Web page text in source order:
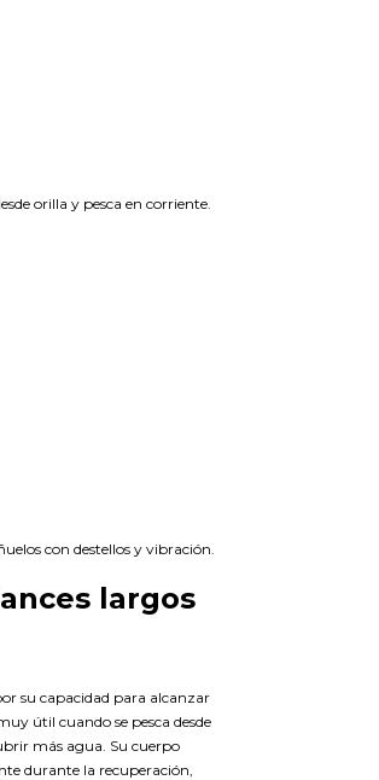
orilla y pesca en corriente.
con destellos y vibración.
largos
su capacidad para alcanzar
útil cuando se pesca desde
más agua. Su cuerpo
durante la recuperación,